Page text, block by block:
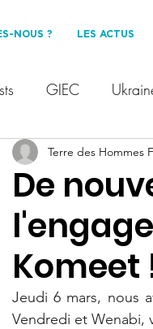
NOUS ? LES ACTUS
GIEC
participatif
de TDHF
Protection des
De
Komeet
Terre des Hommes
Jeudi 6 mars, nous
Vendredi et Wenabi,